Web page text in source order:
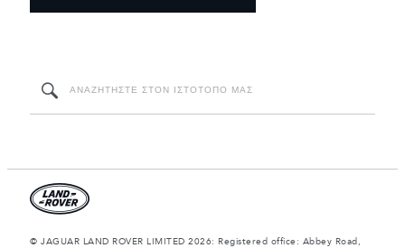
© JAGUAR LAND ROVER LIMITED 2026: Registered office: Abbey Road,